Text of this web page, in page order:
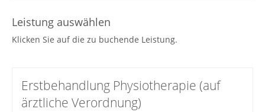
Leistung auswählen
Klicken Sie auf die zu buchende Leistung.
Erstbehandlung Physiotherapie (auf
ärztliche Verordnung)